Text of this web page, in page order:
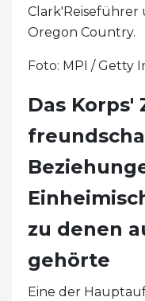
Clark'Reiseführer
Oregon Country.
Foto: MPI / Getty
Das Korps'
zu denen
gehörte
Eine der